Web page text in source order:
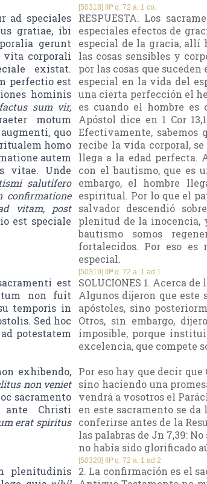
ad speciales
gratiae, ibi
gerunt
corporali
existat.
perfectio est
hominis
sum vir,
motum
quo
homo
autem
vitae. Unde
salutifero
confirmatione
vitam, post
est speciale
[50318] IIIª q. 72 a. 1 co.
RESPUESTA. Los
especiales efectos de
especial de la gracia, allí
las cosas sensibles y
por las cosas que
especial en la vida del
una cierta perfección el
es cuando el hombre es
Apóstol dice en 1 Cor
Efectivamente, sabemos
recibe la vida corporal,
llega a la edad perfecta.
con el bautismo, que es
embargo, el hombre
espiritual. Por lo que el
salvador descendió
plenitud de la inocencia,
bautismo somos
fortalecidos. Por eso es
especial.
est
non fuit
temporis in
Sed hoc
potestatem
exhibendo,
non veniet
sacramento
Christi
erat spiritus
[50319] IIIª q. 72 a. 1 ad 1
SOLUCIONES 1. Acerca
Algunos dijeron que
apóstoles, sino
Otros, sin embargo,
imposible, porque
excelencia, que compete
Por eso hay que decir
sino haciendo una
vendrá a vosotros el
en este sacramento se
conferirse antes de la
las palabras de Jn 7,39:
no había sido glorificado
plenitudinis
[50320] IIIª q. 72 a. 1 ad 2
2. La confirmación es el